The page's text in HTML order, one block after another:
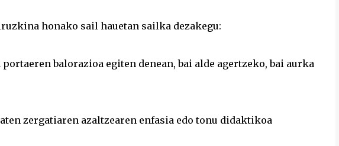
honako sail hauetan sailka dezakegu:
balorazioa egiten denean, bai alde agertzeko, bai aurka
zergatiaren azaltzearen enfasia edo tonu didaktikoa